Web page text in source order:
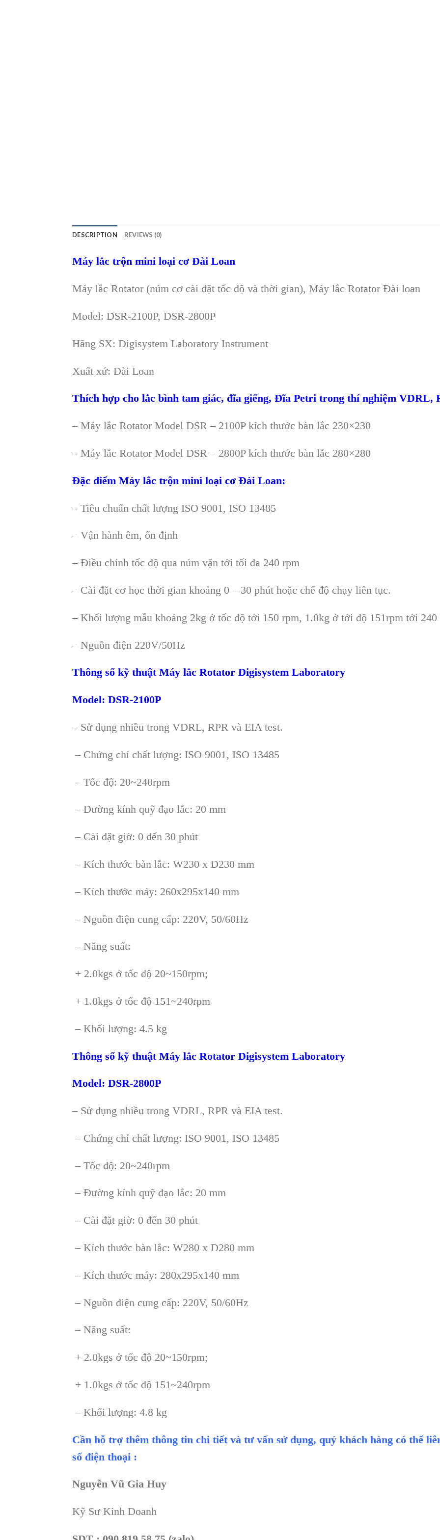
DESCRIPTION REVIEWS (0)
Máy lắc trộn mini loại cơ Đài Loan
Máy lắc Rotator (núm cơ cài đặt tốc độ và thời gian), Máy lắc Rotator Đài loan
Model: DSR-2100P, DSR-2800P
Hãng SX: Digisystem Laboratory Instrument
Xuất xứ: Đài Loan
Thích hợp cho lắc bình tam giác, đĩa giếng, Đĩa Petri trong thí nghiệm
– Máy lắc Rotator Model DSR – 2100P kích thước bàn lắc 230×230
– Máy lắc Rotator Model DSR – 2800P kích thước bàn lắc 280×280
Đặc điểm Máy lắc trộn mini loại cơ Đài Loan:
– Tiêu chuẩn chất lượng ISO 9001, ISO 13485
– Vận hành êm, ổn định
– Điều chỉnh tốc độ qua núm vặn tới tối đa 240 rpm
– Cài đặt cơ học thời gian khoảng 0 – 30 phút hoặc chế độ chạy liên tục.
– Khối lượng mẫu khoảng 2kg ở tốc độ tới 150 rpm, 1.0kg ở tới độ 151rpm tới 240
– Nguồn điện 220V/50Hz
Thông số kỹ thuật Máy lắc Rotator Digisystem Laboratory
Model: DSR-2100P
– Sử dụng nhiều trong VDRL, RPR và EIA test.
– Chứng chỉ chất lượng: ISO 9001, ISO 13485
– Tốc độ: 20~240rpm
– Đường kính quỹ đạo lắc: 20 mm
– Cài đặt giờ: 0 đến 30 phút
– Kích thước bàn lắc: W230 x D230 mm
– Kích thước máy: 260x295x140 mm
– Nguồn điện cung cấp: 220V, 50/60Hz
– Năng suất:
+ 2.0kgs ở tốc độ 20~150rpm;
+ 1.0kgs ở tốc độ 151~240rpm
– Khối lượng: 4.5 kg
Thông số kỹ thuật Máy lắc Rotator Digisystem Laboratory
Model: DSR-2800P
– Sử dụng nhiều trong VDRL, RPR và EIA test.
– Chứng chỉ chất lượng: ISO 9001, ISO 13485
– Tốc độ: 20~240rpm
– Đường kính quỹ đạo lắc: 20 mm
– Cài đặt giờ: 0 đến 30 phút
– Kích thước bàn lắc: W280 x D280 mm
– Kích thước máy: 280x295x140 mm
– Nguồn điện cung cấp: 220V, 50/60Hz
– Năng suất:
+ 2.0kgs ở tốc độ 20~150rpm;
+ 1.0kgs ở tốc độ 151~240rpm
– Khối lượng: 4.8 kg
Cần hỗ trợ thêm thông tin chi tiết và tư vấn sử dụng, quý khách hàng có thể
số điện thoại :
Nguyễn Vũ Gia Huy
Kỹ Sư Kinh Doanh